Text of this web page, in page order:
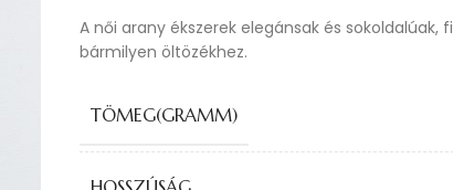
A női arany ékszerek elegánsak és
bármilyen öltözékhez.
TÖMEG(GRAMM)